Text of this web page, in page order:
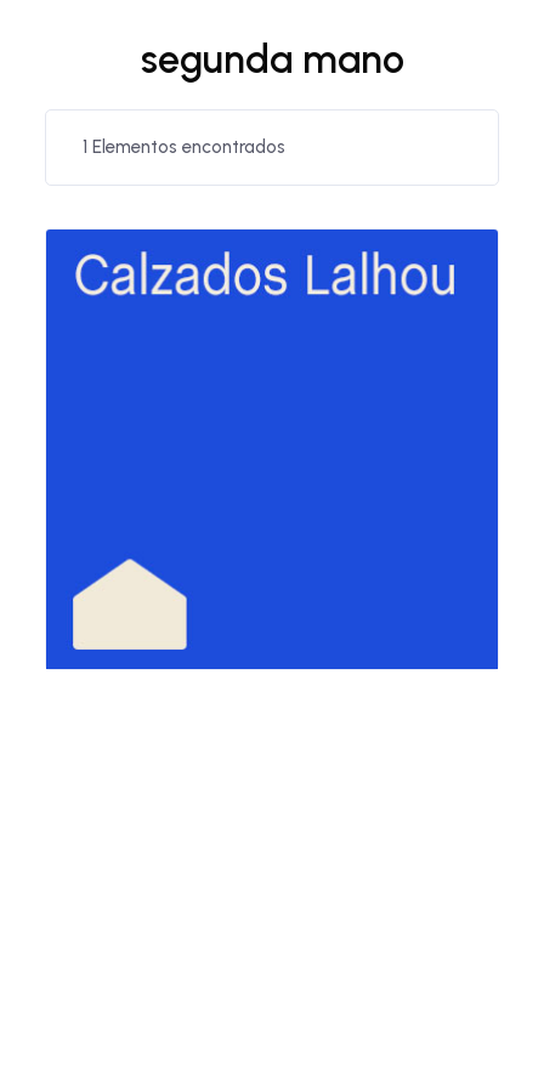
segunda mano
1 Elementos encontrados